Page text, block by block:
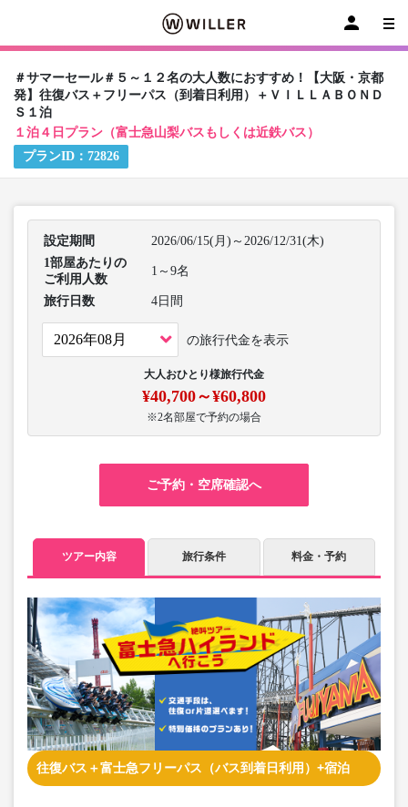
＃サマーセール＃５～１２名の大人数におすすめ！【大阪・京都
発】往復バス＋フリーパス（到着日利用）＋ＶＩＬＬＡＢＯＮＤ
Ｓ１泊
１泊４日プラン（富士急山梨バスもしくは近鉄バス）
プランID： 72826
設定期間
2026/06/15(月)～2026/12/31(木)
1部屋あたりの
ご利用人数
1～9名
旅行日数 4日間
の旅行代金を表示
大人おひとり様旅行代金
¥40,700～¥60,800
※2名部屋で予約の場合
ご予約・空席確認へ
ツアー内容 旅行条件 料金・予約
往復バス＋富士急フリーパス（バス到着日利用）+宿泊